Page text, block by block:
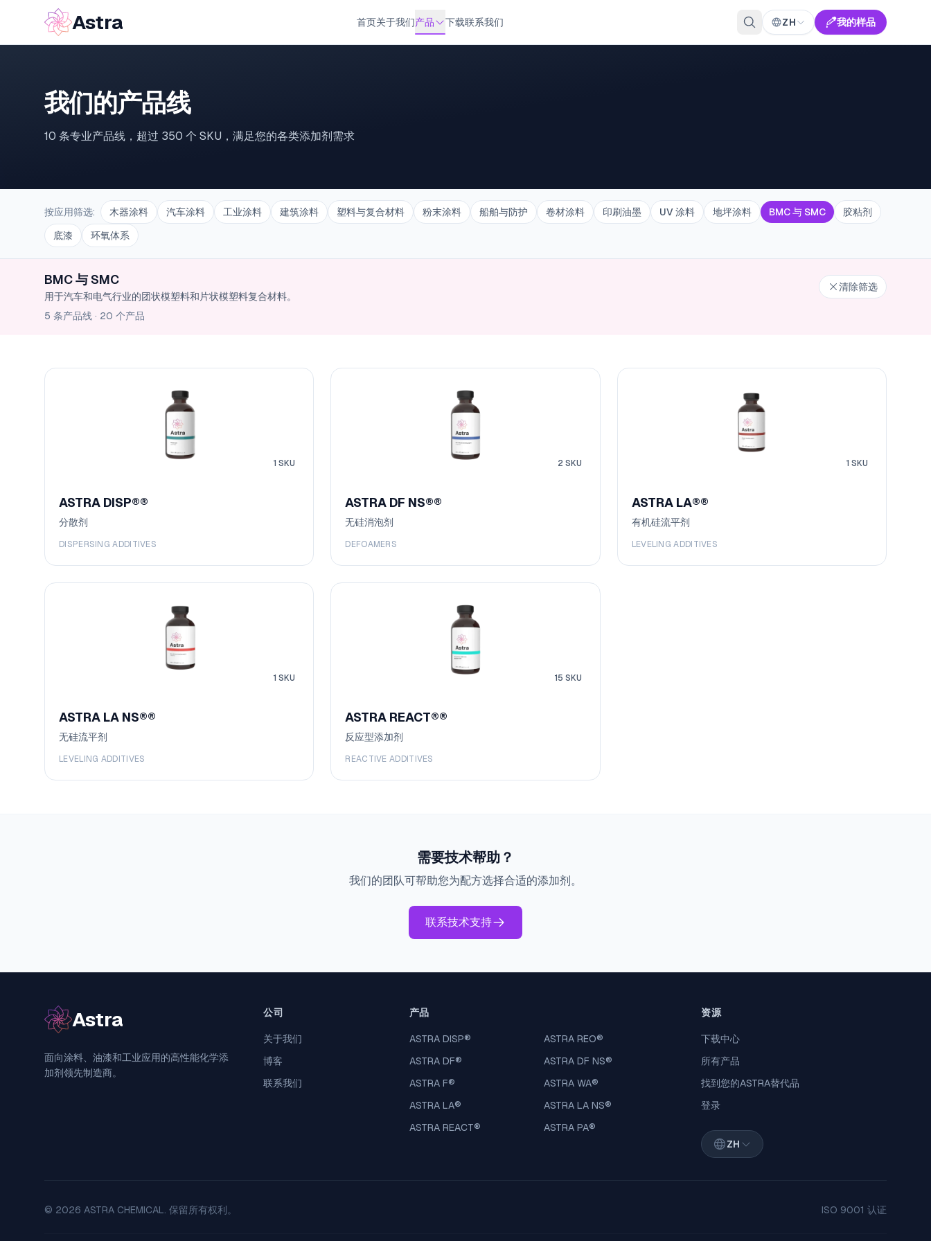
Astra 首页关于我们产品 下载联系我们 ZH 我的样品
我们的产品线
10 条专业产品线，超过 350 个 SKU，满足您的各类添加剂需求
按应用筛选: 木器涂料 汽车涂料 工业涂料 建筑涂料 塑料与复合材料 粉末涂料 船舶与防护 卷材涂料 印刷油墨 UV 涂料 地坪涂料 BMC 与 SMC
胶粘剂
底漆
环氧体系
BMC 与 SMC
用于汽车和电气行业的团状模塑料和片状模塑料复合材料。
清除筛选
5 条产品线 · 20 个产品
1 SKU
ASTRA DISP®®
分散剂
DISPERSING ADDITIVES
2 SKU
ASTRA DF NS®®
无硅消泡剂
DEFOAMERS
1 SKU
ASTRA LA®®
有机硅流平剂
LEVELING ADDITIVES
1 SKU
ASTRA LA NS®®
无硅流平剂
LEVELING ADDITIVES
15 SKU
ASTRA REACT®®
反应型添加剂
REACTIVE ADDITIVES
需要技术帮助？
我们的团队可帮助您为配方选择合适的添加剂。
联系技术支持
Astra
面向涂料、油漆和工业应用的高性能化学添
加剂领先制造商。
公司
关于我们
博客
联系我们
产品
ASTRA DISP® ASTRA REO®
ASTRA DF® ASTRA DF NS®
ASTRA F® ASTRA WA®
ASTRA LA® ASTRA LA NS®
ASTRA REACT® ASTRA PA®
资源
下载中心
所有产品
找到您的ASTRA替代品
登录
ZH
© 2026 ASTRA CHEMICAL. 保留所有权利。 ISO 9001 认证